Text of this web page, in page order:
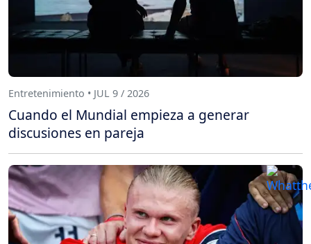
Entretenimiento • JUL 9 / 2026
Cuando el Mundial empieza a generar
discusiones en pareja